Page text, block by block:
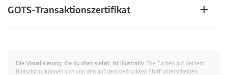
GOTS-Transaktionszertifikat
Die Visualisierung, die du oben siehst, ist illustrativ. Die Farben auf deinem
Bildschirm, können sich von den auf dem bedruckten Stoff unterscheiden.